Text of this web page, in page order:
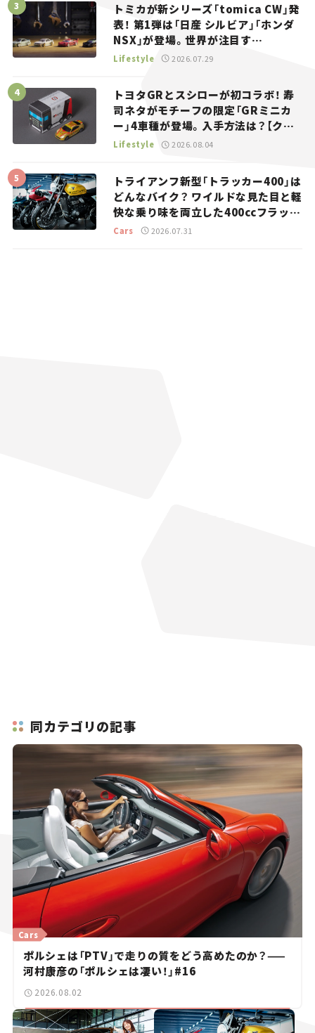
トミカが新シリーズ「tomica CW」発
表！ 第1弾は「日産 シルビア」「ホンダ
NSX」が登場。世界が注目す
る“JDM”に焦点【クルマとホビー】
Lifestyle 2026.07.29
トヨタGRとスシローが初コラボ！ 寿
司ネタがモチーフの限定「GRミニカ
ー」4車種が登場。入手方法は？【クル
マとホビー】
Lifestyle 2026.08.04
トライアンフ新型「トラッカー400」は
どんなバイク？ ワイルドな見た目と軽
快な乗り味を両立した400ccフラット
トラッカー【試乗レビュー】
Cars 2026.07.31
同カテゴリの記事
ポルシェは「PTV」で走りの質をどう高めたのか？——
河村康彦の「ポルシェは凄い！」#16
Cars
2026.08.02